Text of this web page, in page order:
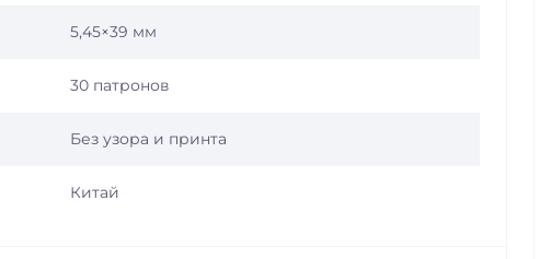
5,45×39 мм
30 патронов
Без узора и принта
Китай